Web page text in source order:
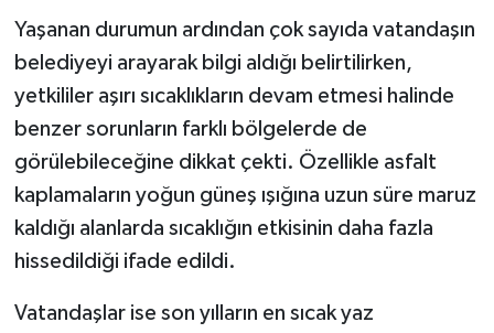
Yaşanan durumun ardından çok sayıda vatandaşın
belediyeyi arayarak bilgi aldığı belirtilirken,
yetkililer aşırı sıcaklıkların devam etmesi halinde
benzer sorunların farklı bölgelerde de
görülebileceğine dikkat çekti. Özellikle asfalt
kaplamaların yoğun güneş ışığına uzun süre maruz
kaldığı alanlarda sıcaklığın etkisinin daha fazla
hissedildiği ifade edildi.
Vatandaşlar ise son yılların en sıcak yaz
SPOR HABERLERİ
TEKNOLOJİ
Turizm
ÜLKE GÜNDEMİ
YAŞAM
YEREL